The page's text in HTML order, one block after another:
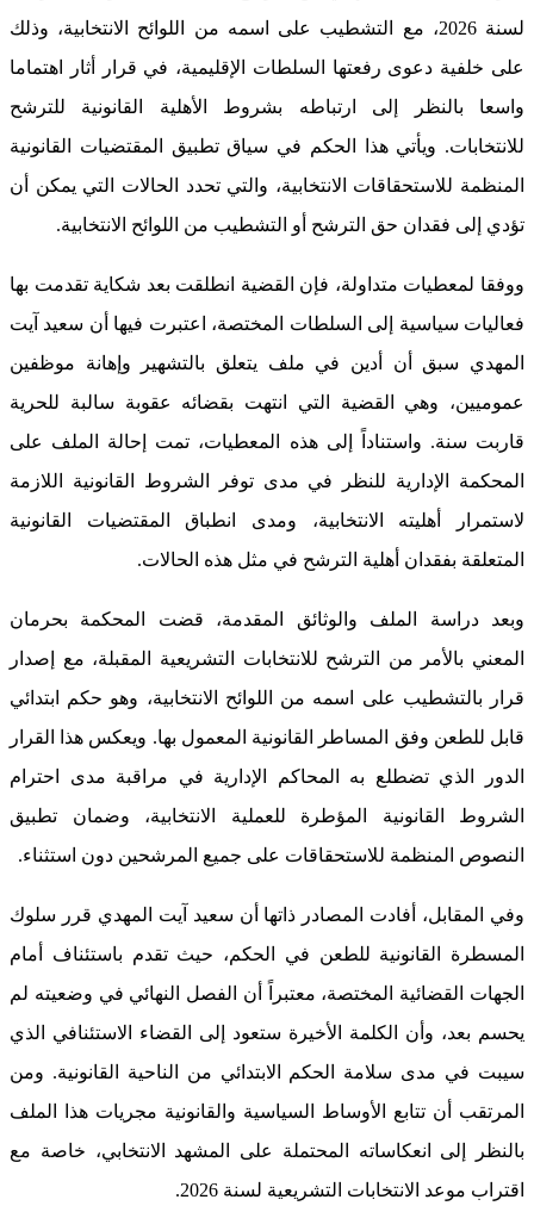
لسنة 2026، مع التشطيب على اسمه من اللوائح الانتخابية، وذلك
على خلفية دعوى رفعتها السلطات الإقليمية، في قرار أثار اهتماما
واسعا بالنظر إلى ارتباطه بشروط الأهلية القانونية للترشح
للانتخابات. ويأتي هذا الحكم في سياق تطبيق المقتضيات القانونية
المنظمة للاستحقاقات الانتخابية، والتي تحدد الحالات التي يمكن أن
تؤدي إلى فقدان حق الترشح أو التشطيب من اللوائح الانتخابية.
ووفقا لمعطيات متداولة، فإن القضية انطلقت بعد شكاية تقدمت بها
فعاليات سياسية إلى السلطات المختصة، اعتبرت فيها أن سعيد آيت
المهدي سبق أن أدين في ملف يتعلق بالتشهير وإهانة موظفين
عموميين، وهي القضية التي انتهت بقضائه عقوبة سالبة للحرية
قاربت سنة. واستناداً إلى هذه المعطيات، تمت إحالة الملف على
المحكمة الإدارية للنظر في مدى توفر الشروط القانونية اللازمة
لاستمرار أهليته الانتخابية، ومدى انطباق المقتضيات القانونية
المتعلقة بفقدان أهلية الترشح في مثل هذه الحالات.
وبعد دراسة الملف والوثائق المقدمة، قضت المحكمة بحرمان
المعني بالأمر من الترشح للانتخابات التشريعية المقبلة، مع إصدار
قرار بالتشطيب على اسمه من اللوائح الانتخابية، وهو حكم ابتدائي
قابل للطعن وفق المساطر القانونية المعمول بها. ويعكس هذا القرار
الدور الذي تضطلع به المحاكم الإدارية في مراقبة مدى احترام
الشروط القانونية المؤطرة للعملية الانتخابية، وضمان تطبيق
النصوص المنظمة للاستحقاقات على جميع المرشحين دون استثناء.
وفي المقابل، أفادت المصادر ذاتها أن سعيد آيت المهدي قرر سلوك
المسطرة القانونية للطعن في الحكم، حيث تقدم باستئناف أمام
الجهات القضائية المختصة، معتبراً أن الفصل النهائي في وضعيته لم
يحسم بعد، وأن الكلمة الأخيرة ستعود إلى القضاء الاستئنافي الذي
سيبت في مدى سلامة الحكم الابتدائي من الناحية القانونية. ومن
المرتقب أن تتابع الأوساط السياسية والقانونية مجريات هذا الملف
بالنظر إلى انعكاساته المحتملة على المشهد الانتخابي، خاصة مع
اقتراب موعد الانتخابات التشريعية لسنة 2026.